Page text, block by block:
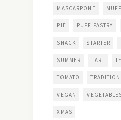
MASCARPONE
PIE PUFF PASTRY
SNACK STARTER
SUMMER TART
TOMATO TRADITION
VEGAN
XMAS